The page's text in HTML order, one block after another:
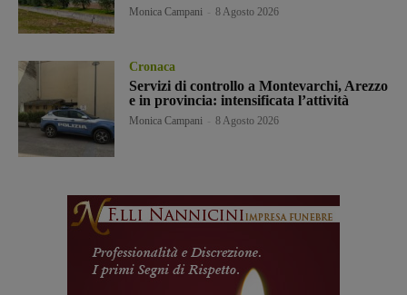
Monica Campani 8 Agosto 2026
Cronaca
Servizi di controllo a Montevarchi, Arezzo
e in provincia: intensificata l’attività
Monica Campani 8 Agosto 2026